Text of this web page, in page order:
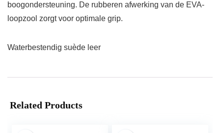
boogondersteuning. De rubberen afwerking van de EVA-
loopzool zorgt voor optimale grip.
Waterbestendig suède leer
Related Products